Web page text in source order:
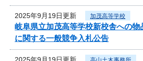
2025年9月19日更新 加茂高等学校
岐阜県立加茂高等学校新校舎への物
に関する一般競争入札公告